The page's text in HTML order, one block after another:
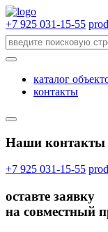
+7 925 031-15-55
каталог
контакты
Наши контакты
+7 925 031-15-55
оставте заявку
на совместный